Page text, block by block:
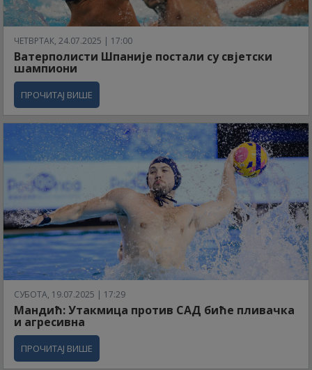
ЧЕТВРТАК, 24.07.2025 | 17:00
Ватерполисти Шпаније постали су свјетски
шампиони
ПРОЧИТАЈ ВИШЕ
СУБОТА, 19.07.2025 | 17:29
Мандић: Утакмица против САД биће пливачка
и агресивна
ПРОЧИТАЈ ВИШЕ